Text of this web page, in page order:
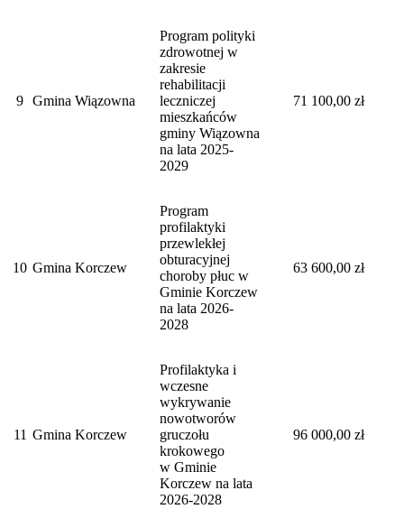
9 Gmina Wiązowna
Program polityki
zdrowotnej w
zakresie
rehabilitacji
leczniczej
mieszkańców
gminy Wiązowna
na lata 2025-
2029
71 100,00 zł
10 Gmina Korczew
Program
profilaktyki
przewlekłej
obturacyjnej
choroby płuc w
Gminie Korczew
na lata 2026-
2028
63 600,00 zł
11 Gmina Korczew
Profilaktyka i
wczesne
wykrywanie
nowotworów
gruczołu
krokowego
w Gminie
Korczew na lata
2026-2028
96 000,00 zł